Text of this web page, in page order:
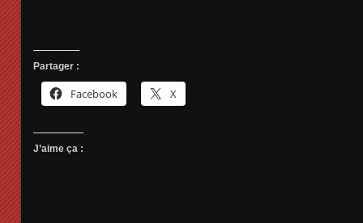
Partager :
Facebook X
J’aime ça :